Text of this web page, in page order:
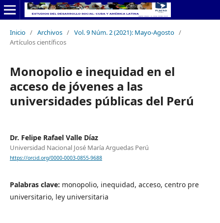
Inicio / Archivos / Vol. 9 Núm. 2 (2021): Mayo-Agosto /
Artículos científicos
Monopolio e inequidad en el
acceso de jóvenes a las
universidades públicas del Perú
Dr. Felipe Rafael Valle Díaz
Universidad Nacional José María Arguedas Perú
https://orcid.org/0000-0003-0855-9688
Palabras clave: monopolio, inequidad, acceso, centro pre
universitario, ley universitaria